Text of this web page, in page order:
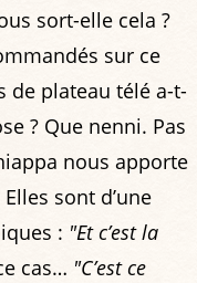
sort-elle cela ?
sur ce
de plateau télé a-t-
? Que nenni. Pas
nous apporte
sont d’une
: "Et c’est la
cas… "C’est ce